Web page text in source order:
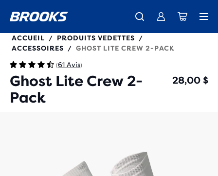
280490
ACCUEIL / PRODUITS VEDETTES
/
ACCESSOIRES
/ GHOST LITE CREW 2-PACK
(61 Avis)
Ghost Lite Crew 2-
Pack
28,00 $